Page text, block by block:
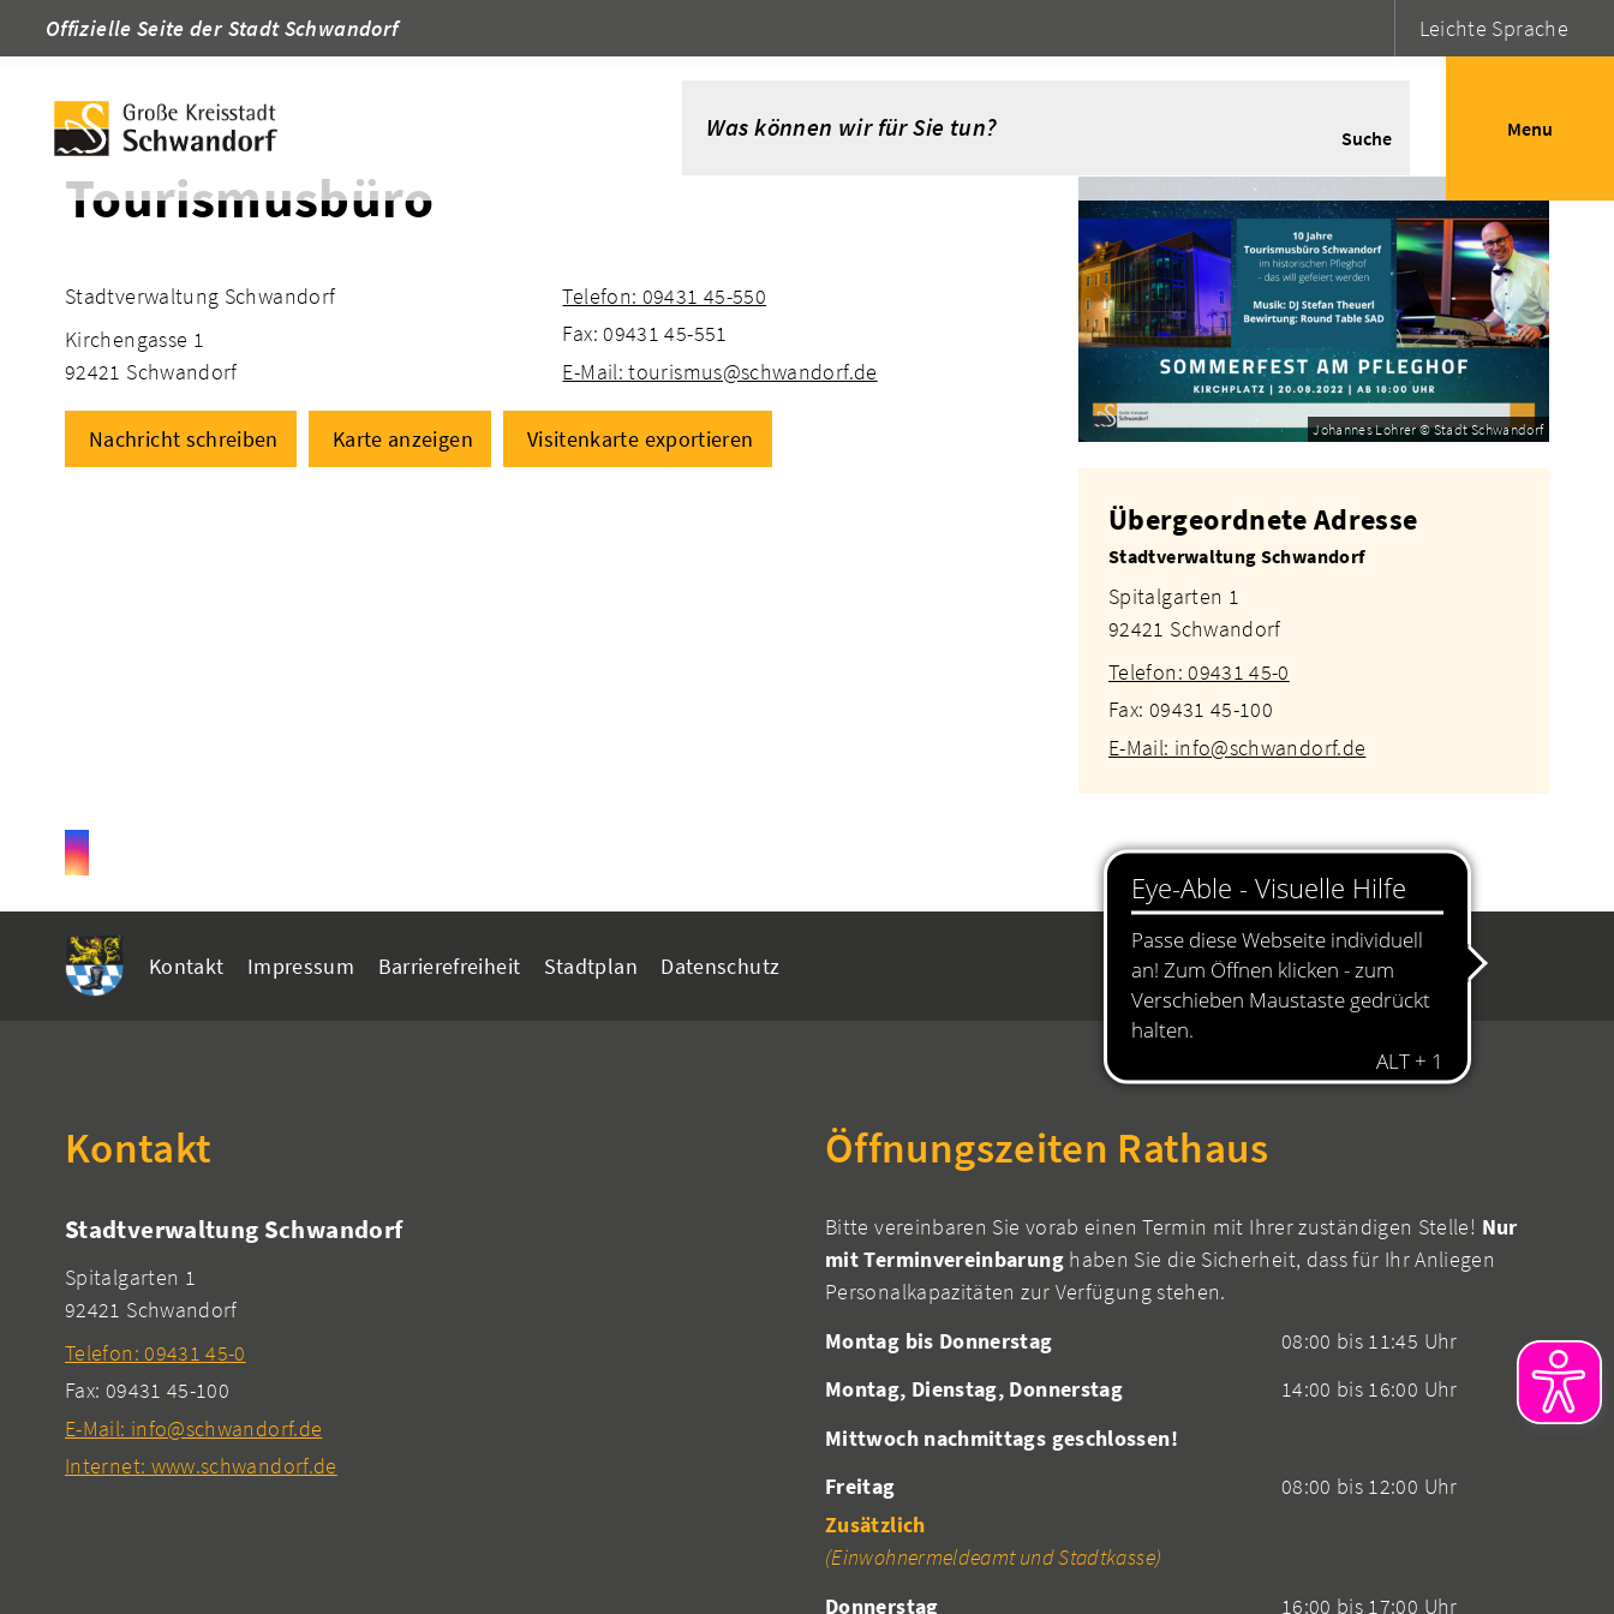
Offizielle Seite der Stadt Schwandorf Leichte Sprache
Suche Menu
Startseite Adressen
Tourismusbüro
Stadtverwaltung Schwandorf
Kirchengasse 1
92421 Schwandorf
Telefon: 09431 45-550
Fax: 09431 45-551
E-Mail: tourismus@schwandorf.de
Nachricht schreiben Karte anzeigen Visitenkarte exportieren Johannes Lohrer © Stadt Schwandorf
Übergeordnete Adresse
Stadtverwaltung Schwandorf
Spitalgarten 1
92421 Schwandorf
Telefon: 09431 45-0
Fax: 09431 45-100
E-Mail: info@schwandorf.de
Kontakt Impressum Barrierefreiheit Stadtplan Datenschutz
Kontakt
Stadtverwaltung Schwandorf
Spitalgarten 1
92421 Schwandorf
Telefon: 09431 45-0
Fax: 09431 45-100
E-Mail: info@schwandorf.de
Internet: www.schwandorf.de
Öffnungszeiten Rathaus
Bitte vereinbaren Sie vorab einen Termin mit Ihrer zuständigen Stelle! Nur
mit Terminvereinbarunghaben Sie die Sicherheit, dass für Ihr Anliegen
Personalkapazitäten zur Verfügung stehen.
Montag bis Donnerstag
Montag, Dienstag, Donnerstag
Mittwoch nachmittags geschlossen!
08:00 bis 11:45 Uhr
14:00 bis 16:00 Uhr
Freitag
08:00 bis 12:00 Uhr
Zusätzlich
(Einwohnermeldeamt und Stadtkasse)
Donnerstag
16:00 bis 17:00 Uhr